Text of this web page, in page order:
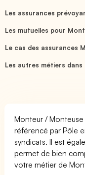
Les assurances
Les mutuelles pour
Le cas des assurances
Les autres métiers dans
Monteur /
référencé par Pôle
syndicats. Il est
permet de bien
votre métier de